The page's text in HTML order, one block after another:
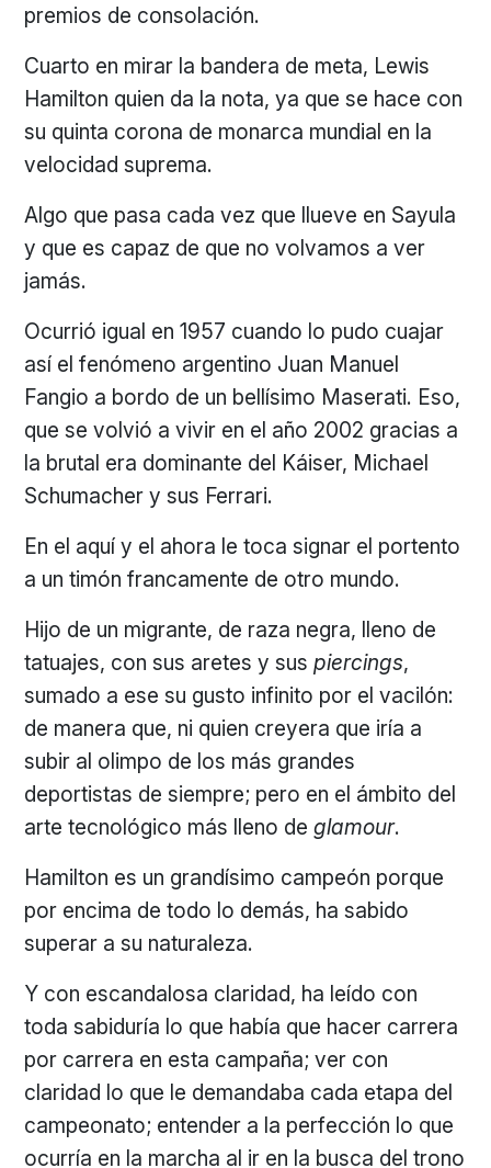
premios de consolación.
Cuarto en mirar la bandera de meta, Lewis
Hamilton quien da la nota, ya que se hace con
su quinta corona de monarca mundial en la
velocidad suprema.
Algo que pasa cada vez que llueve en Sayula
y que es capaz de que no volvamos a ver
jamás.
Ocurrió igual en 1957 cuando lo pudo cuajar
así el fenómeno argentino Juan Manuel
Fangio a bordo de un bellísimo Maserati. Eso,
que se volvió a vivir en el año 2002 gracias a
la brutal era dominante del Káiser, Michael
Schumacher y sus Ferrari.
En el aquí y el ahora le toca signar el portento
a un timón francamente de otro mundo.
Hijo de un migrante, de raza negra, lleno de
tatuajes, con sus aretes y suspiercings,
sumado a ese su gusto infinito por el vacilón:
de manera que, ni quien creyera que iría a
subir al olimpo de los más grandes
deportistas de siempre; pero en el ámbito del
arte tecnológico más lleno deglamour.
Hamilton es un grandísimo campeón porque
por encima de todo lo demás, ha sabido
superar a su naturaleza.
Y con escandalosa claridad, ha leído con
toda sabiduría lo que había que hacer carrera
por carrera en esta campaña; ver con
claridad lo que le demandaba cada etapa del
campeonato; entender a la perfección lo que
ocurría en la marcha al ir en la busca del trono